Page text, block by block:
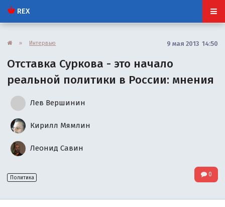
REX
» Интервью 9 мая 2013 14:50
Отставка Суркова - это начало
реальной политики в России: мнения
Лев Вершинин
Кирилл Мямлин
Леонид Савин
Политика 0